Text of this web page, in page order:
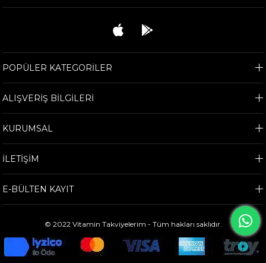
POPÜLER KATEGORİLER
ALIŞVERİŞ BİLGİLERİ
KURUMSAL
İLETİŞİM
E-BÜLTEN KAYIT
© 2022 Vitamin Takviyelerim - Tüm hakları saklıdır.